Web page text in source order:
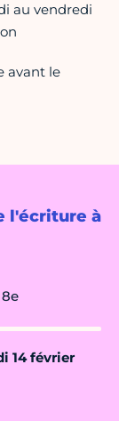
l'écriture à
14 février
au vendredi
avant le